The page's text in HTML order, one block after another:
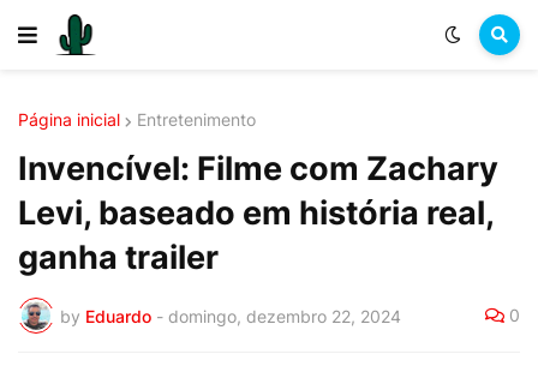
Página inicial Entretenimento
Invencível: Filme com Zachary
Levi, baseado em história real,
ganha trailer
by Eduardo - domingo, dezembro 22, 2024 0